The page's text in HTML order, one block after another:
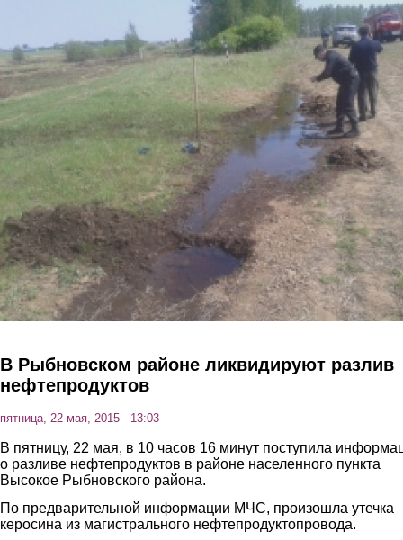
В Рыбновском районе ликвидируют разлив
нефтепродуктов
пятница, 22 мая, 2015 - 13:03
В пятницу, 22 мая, в 10 часов 16 минут поступила
о разливе нефтепродуктов в районе населенного пункта
Высокое Рыбновского района.
По предварительной информации МЧС, произошла утечка
керосина из магистрального нефтепродуктопровода.